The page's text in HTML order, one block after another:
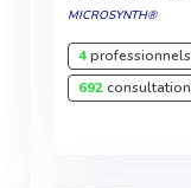
MICROSYNTH®
4
692